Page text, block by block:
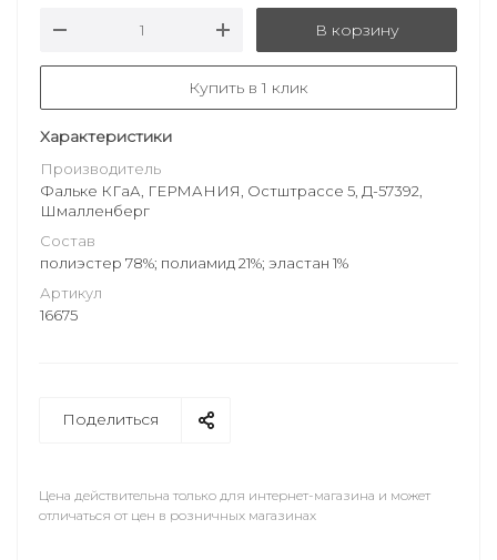
В корзину
Купить в 1 клик
Характеристики
Производитель
Фальке КГаА, ГЕРМАНИЯ, Остштрассе 5, Д-57392,
Шмалленберг
Состав
полиэстер 78%; полиамид 21%; эластан 1%
Артикул
16675
Поделиться
Цена действительна только для интернет-магазина и может
отличаться от цен в розничных магазинах